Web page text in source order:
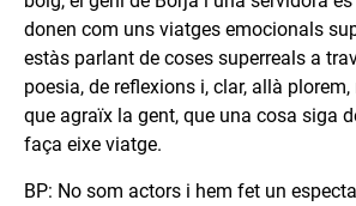
donen com uns viatges emocionals
estàs parlant de coses superreals a
poesia, de reflexions i, clar, allà plorem,
que agraïx la gent, que una cosa siga
faça eixe viatge.
BP: No som actors i hem fet un